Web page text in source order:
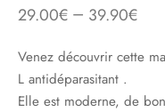
29.00€ – 39.90€
Venez découvrir cette
L antidéparasitant .
Elle est moderne, de